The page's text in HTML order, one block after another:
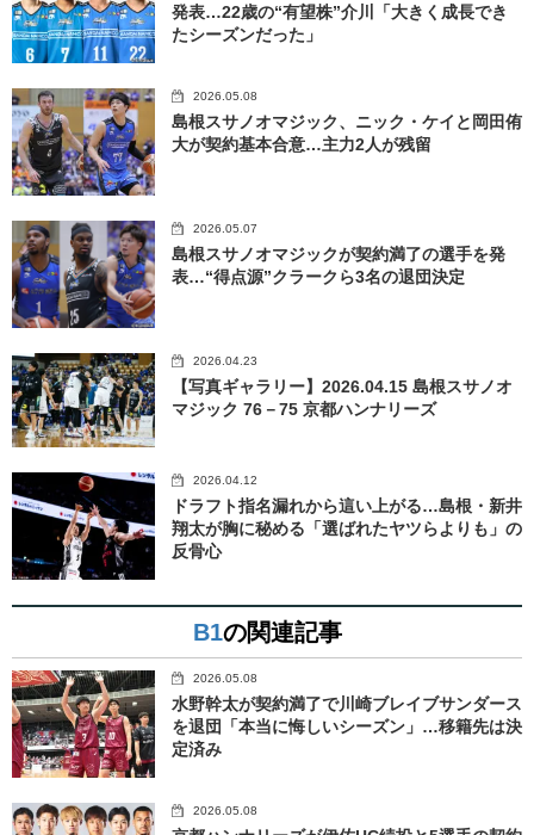
発表…22歳の“有望株”介川「大きく成長でき
たシーズンだった」
2026.05.08
島根スサノオマジック、ニック・ケイと岡田侑
大が契約基本合意…主力2人が残留
2026.05.07
島根スサノオマジックが契約満了の選手を発
表…“得点源”クラークら3名の退団決定
2026.04.23
【写真ギャラリー】2026.04.15 島根スサノオ
マジック 76－75 京都ハンナリーズ
2026.04.12
ドラフト指名漏れから這い上がる…島根・新井
翔太が胸に秘める「選ばれたヤツらよりも」の
反骨心
B1の関連記事
2026.05.08
水野幹太が契約満了で川崎ブレイブサンダース
を退団「本当に悔しいシーズン」…移籍先は決
定済み
2026.05.08